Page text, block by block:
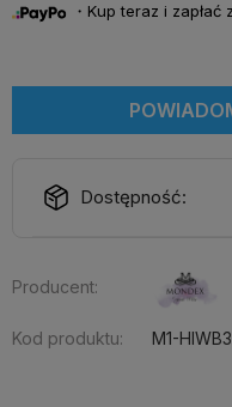
・Kup teraz i zapłać
Dostępność:
Producent:
Kod produktu: M1-